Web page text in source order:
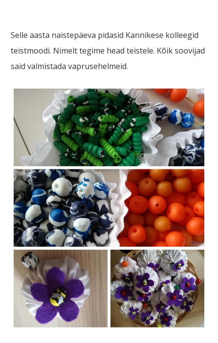
Selle aasta naistepäeva pidasid Kannikese kolleegid
teistmoodi. Nimelt tegime head teistele. Kõik soovijad
said valmistada vaprusehelmeid.